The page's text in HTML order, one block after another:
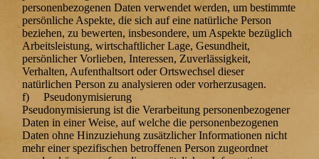
personenbezogenen Daten verwendet werden, um bestimmte
persönliche Aspekte, die sich auf eine natürliche Person
beziehen, zu bewerten, insbesondere, um Aspekte bezüglich
Arbeitsleistung, wirtschaftlicher Lage, Gesundheit,
persönlicher Vorlieben, Interessen, Zuverlässigkeit,
Verhalten, Aufenthaltsort oder Ortswechsel dieser
natürlichen Person zu analysieren oder vorherzusagen.
f) Pseudonymisierung
Pseudonymisierung ist die Verarbeitung personenbezogener
Daten in einer Weise, auf welche die personenbezogenen
Daten ohne Hinzuziehung zusätzlicher Informationen nicht
mehr einer spezifischen betroffenen Person zugeordnet